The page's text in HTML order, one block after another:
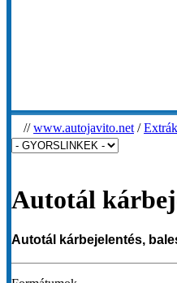
//www.autojavito.net /Extrák
Autotál
Autotál kárbejelentés,